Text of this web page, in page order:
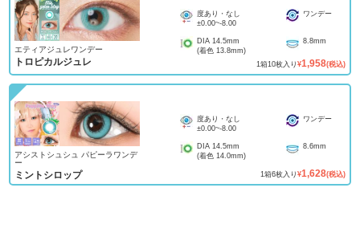
エティアジュレワンデー
トロピカルジュレ
度あり・なし
±0.00~-8.00
ワンデー
DIA 14.5mm
(着色 13.8mm)
8.8mm
1箱10枚入り ¥1,958(税込)
アシストシュシュ パピーラワンデ
ー
ミントシロップ
度あり・なし
±0.00~-8.00
ワンデー
DIA 14.5mm
(着色 14.0mm)
8.6mm
1箱6枚入り ¥1,628(税込)